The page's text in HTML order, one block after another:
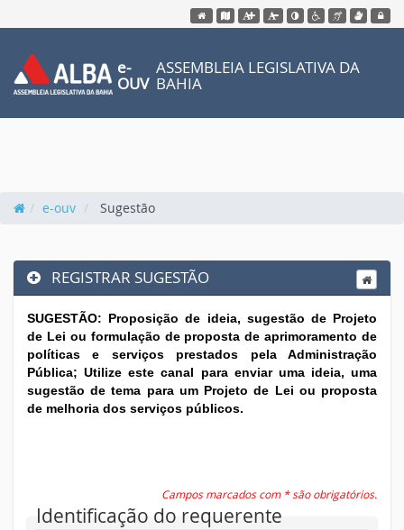
Acessar página inicial do site
Acessar o mapa do siteAção para aumentar tamanho da
Ação para diminuir
Ação para aplicar
Acessar página
Acessar página
Acessar
e-
OUV
ASSEMBLEIA LEGISLATIVA DA
BAHIA
e-ouv Sugestão
REGISTRAR SUGESTÃO
SUGESTÃO: Proposição de ideia, sugestão de Projeto
de Lei ou formulação de proposta de aprimoramento de
políticas e serviços prestados pela Administração
Pública; Utilize este canal para enviar uma ideia, uma
sugestão de tema para um Projeto de Lei ou proposta
de melhoria dos serviços públicos.
Campos marcados com * são obrigatórios.
Identificação do requerente